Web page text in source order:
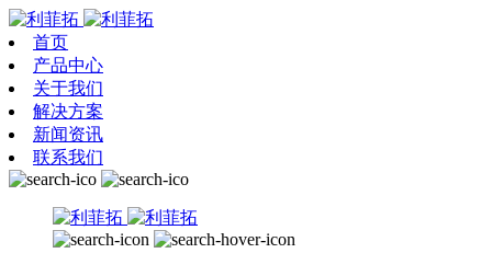
首页
产品中心
关于我们
解决方案
新闻资讯
联系我们